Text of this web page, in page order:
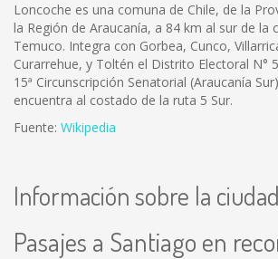
Loncoche es una comuna de Chile, de la
la Región de Araucanía, a 84 km al sur de la
Temuco. Integra con Gorbea, Cunco,
Curarrehue, y Toltén el Distrito Electoral N°
15ª Circunscripción Senatorial (Araucanía
encuentra al costado de la ruta 5 Sur.
Fuente: Wikipedia
Información sobre la
Pasajes a Santiago en